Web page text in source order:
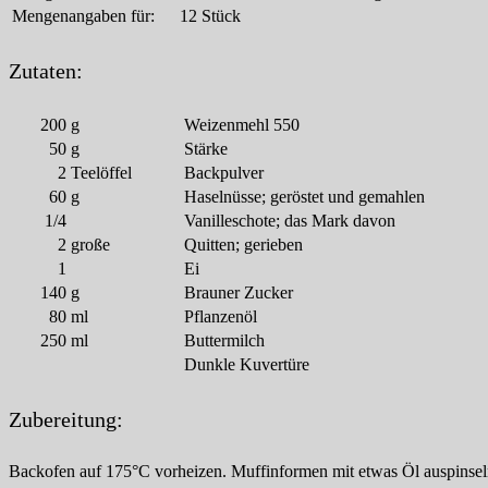
Mengenangaben für:
12 Stück
Zutaten:
200 g
Weizenmehl 550
50 g
Stärke
2 Teelöffel
Backpulver
60 g
Haselnüsse; geröstet und gemahlen
1/4
Vanilleschote; das Mark davon
2 große
Quitten; gerieben
1
Ei
140 g
Brauner Zucker
80 ml
Pflanzenöl
250 ml
Buttermilch
Dunkle Kuvertüre
Zubereitung:
Backofen auf 175°C vorheizen. Muffinformen mit etwas Öl